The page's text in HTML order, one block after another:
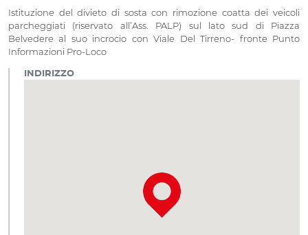
Istituzione del divieto di sosta con rimozione coatta dei veicoli
parcheggiati (riservato all’Ass. PALP) sul lato sud di Piazza
Belvedere al suo incrocio con Viale Del Tirreno- fronte Punto
Informazioni Pro-Loco
INDIRIZZO